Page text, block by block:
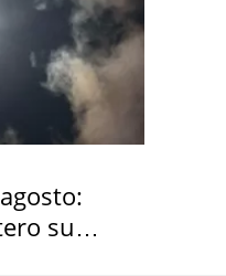
su